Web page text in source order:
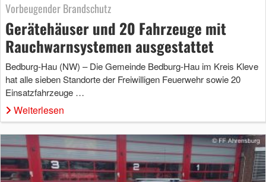
Vorbeugender Brandschutz
Gerätehäuser und 20 Fahrzeuge mit
Rauchwarnsystemen ausgestattet
Bedburg-Hau (NW) – Die Gemeinde Bedburg-Hau im Kreis Kleve
hat alle sieben Standorte der Freiwilligen Feuerwehr sowie 20
Einsatzfahrzeuge …
Weiterlesen